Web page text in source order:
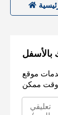
بالأسفل
موقع